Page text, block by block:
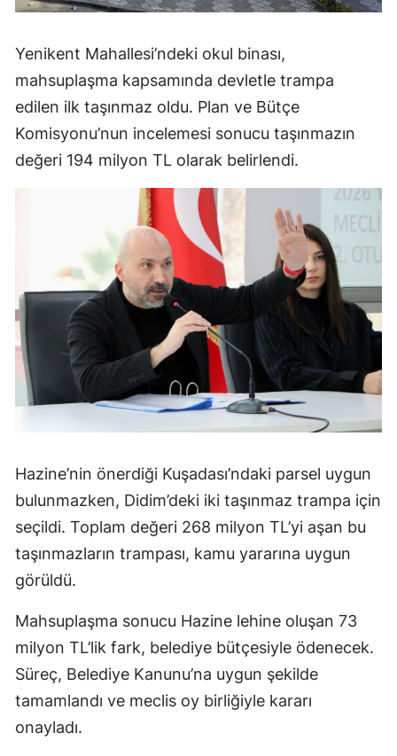
Yenikent Mahallesi’ndeki okul binası,
mahsuplaşma kapsamında devletle trampa
edilen ilk taşınmaz oldu. Plan ve Bütçe
Komisyonu’nun incelemesi sonucu taşınmazın
değeri 194 milyon TL olarak belirlendi.
Hazine’nin önerdiği Kuşadası’ndaki parsel uygun
bulunmazken, Didim’deki iki taşınmaz trampa için
seçildi. Toplam değeri 268 milyon TL’yi aşan bu
taşınmazların trampası, kamu yararına uygun
görüldü.
Mahsuplaşma sonucu Hazine lehine oluşan 73
milyon TL’lik fark, belediye bütçesiyle ödenecek.
Süreç, Belediye Kanunu’na uygun şekilde
tamamlandı ve meclis oy birliğiyle kararı
onayladı.